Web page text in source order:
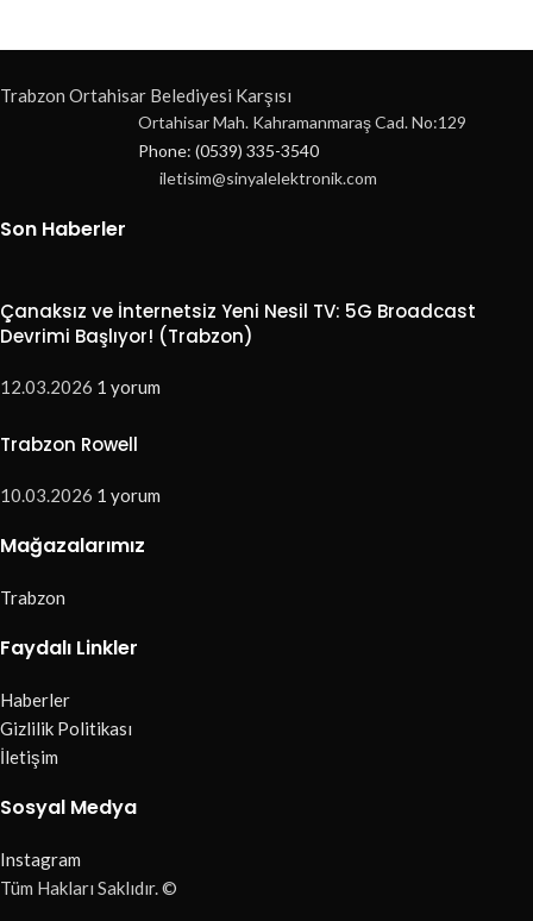
Trabzon Ortahisar Belediyesi Karşısı
Ortahisar Mah. Kahramanmaraş Cad. No:129
Phone: (0539) 335-3540
iletisim@sinyalelektronik.com
Son Haberler
Çanaksız ve İnternetsiz Yeni Nesil TV: 5G Broadcast
Devrimi Başlıyor! (Trabzon)
12.03.2026 1 yorum
Trabzon Rowell
10.03.2026 1 yorum
Mağazalarımız
Trabzon
Faydalı Linkler
Haberler
Gizlilik Politikası
İletişim
Sosyal Medya
Instagram
Tüm Hakları Saklıdır. ©